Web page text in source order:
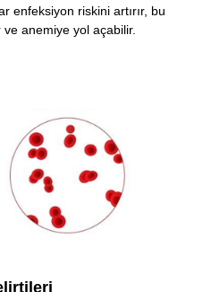
enfeksiyon riskini artırır, bu
ve anemiye yol açabilir.